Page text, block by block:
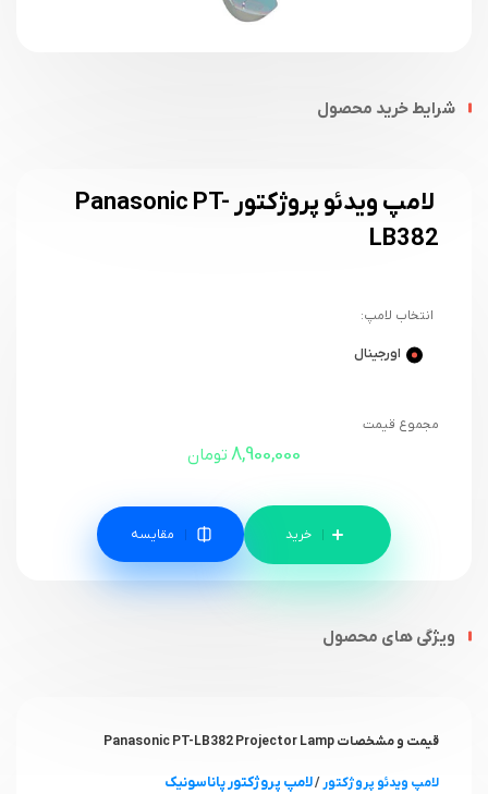
شرایط خرید محصول
لامپ ویدئو پروژکتور Panasonic PT-
LB382
انتخاب لامپ:
اورجینال
مجموع قیمت
8,900,000 تومان
مقایسه
ویژگی های محصول
قیمت و مشخصات Panasonic PT-LB382 Projector Lamp
لامپ ویدئو پروژکتور /لامپ پروژکتور پاناسونیک